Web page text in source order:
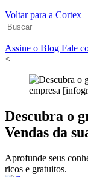
Voltar para a Cortex
Assine o Blog Fale
<
Descubra o
Vendas da
Aprofunde seus
ricos e gratuitos.